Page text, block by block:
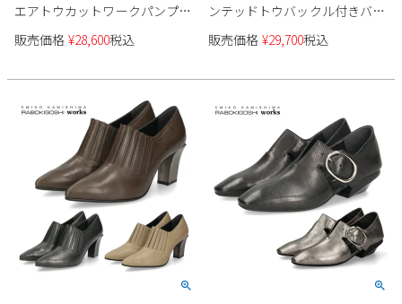
エアトウカットワークパンプス
12838 レディース
販売価格 ¥28,600税込
ンテッドトウバックル付きバッ
販売価格 ¥29,700税込